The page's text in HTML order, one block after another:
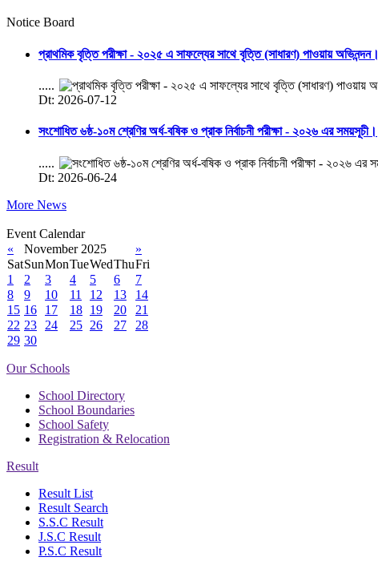
Notice Board
প্রাথমিক বৃত্তি পরীক্ষা - ২০২৫ এ সাফল্যের সাথে বৃত্তি (সাধারণ) পাওয়ায় অভিনন্দন।
.....
Dt: 2026-07-12
সংশোধিত ৬ষ্ঠ-১০ম শ্রেণির অর্ধ-বষিক ও প্রাক নির্বাচনী পরীক্ষা - ২০২৬ এর সময়সূচী।
.....
Dt: 2026-06-24
More News
Event Calendar
«
November 2025
»
SatSunMonTueWedThuFri
1
2 3 4 5 6
7
8
9 10 11 12 13
14
15 16 17 18 19 20
21
22 23 24 25 26 27
28
29 30
Our Schools
School Directory
School Boundaries
School Safety
Registration & Relocation
Result
Result List
Result Search
S.S.C Result
J.S.C Result
P.S.C Result